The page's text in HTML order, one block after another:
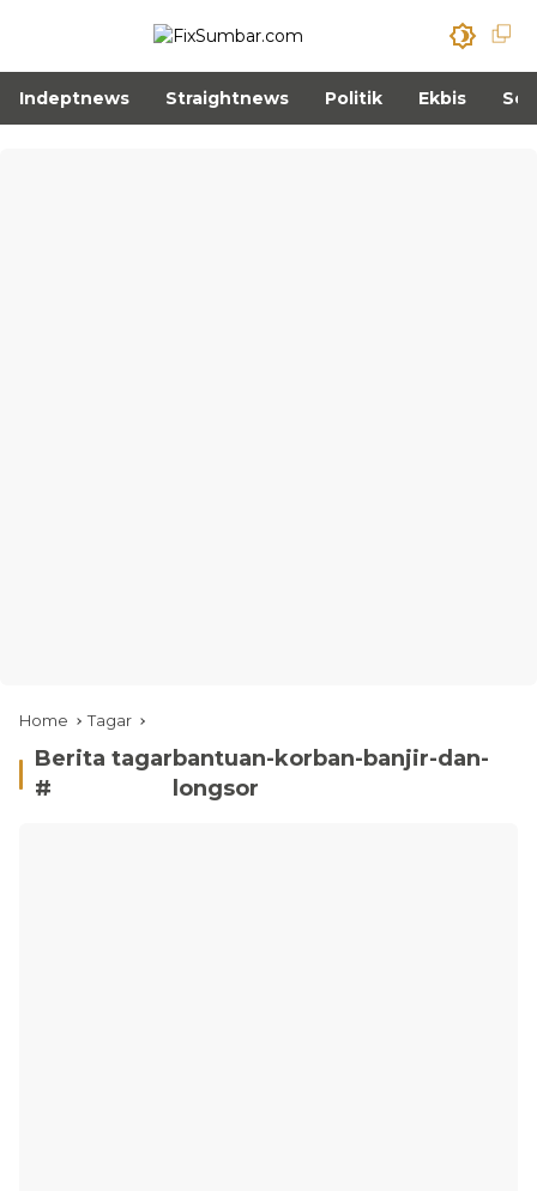
Indeptnews Straightnews Politik Ekbis
Home Tagar
Berita tagar
#
bantuan-korban-banjir-dan-
longsor